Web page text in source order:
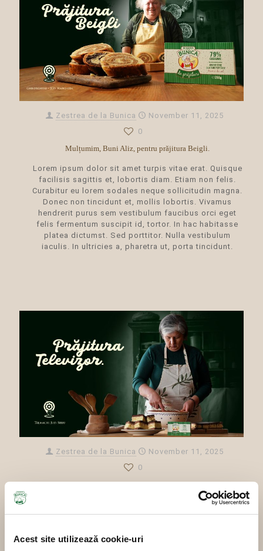
Acest site utilizează cookie-uri
Zestrea de la Bunica
November 11, 2025
0
Mulțumim, Buni Aliz, pentru prăjitura Beigli.
Lorem ipsum dolor sit amet turpis vitae erat. Quisque
facilisis sagittis et, lobortis diam. Etiam non felis.
Curabitur eu lorem sodales neque sollicitudin magna.
Donec non tincidunt et, mollis lobortis. Vivamus
hendrerit purus sem vestibulum faucibus orci eget
felis fermentum suscipit id, tortor. In hac habitasse
platea dictumst. Sed porttitor. Nulla vestibulum
iaculis. In ultricies a, pharetra ut, porta tincidunt.
Zestrea de la Bunica
November 11, 2025
0
Mulțumim, Buni Aurelia, pentru Prăjitura Televizor.
Lorem ipsum dolor sit amet turpis vitae erat. Quisque
facilisis sagittis et, lobortis diam. Etiam non felis.
Donec non tincidunt et, mollis lobortis. Vivamus